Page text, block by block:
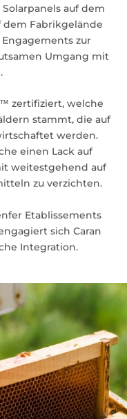
auf dem
dem Fabrikgelände
zur
Umgang mit
zertifiziert, welche
stammt, die auf
werden.
einen Lack auf
weitestgehend auf
zu verzichten.
Etablissements
sich Caran
Integration.